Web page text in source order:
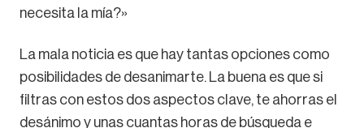
necesita la mía?»
La mala noticia es que hay tantas opciones como
posibilidades de desanimarte. La buena es que si
filtras con estos dos aspectos clave, te ahorras el
desánimo y unas cuantas horas de búsqueda e